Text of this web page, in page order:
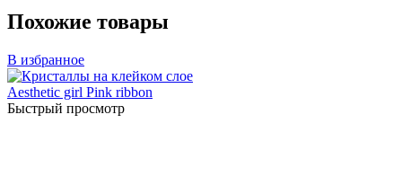
Похожие товары
В избранное
Быстрый просмотр